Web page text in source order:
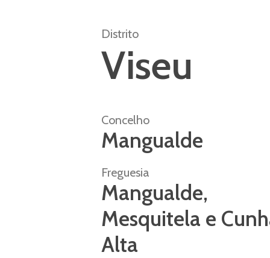
Distrito
Viseu
Concelho
Mangualde
Freguesia
Mangualde,
Mesquitela e
Alta